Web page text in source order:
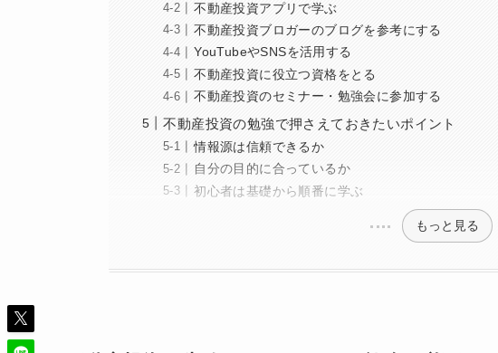
不動産投資アプリで学ぶ
不動産投資ブロガーのブログを参考にする
YouTubeやSNSを活用する
不動産投資に役立つ資格をとる
不動産投資のセミナー・勉強会に参加する
不動産投資の勉強で押さえておきたいポイント
情報源は信頼できるか
自分の目的に合っているか
初心者は基礎から順番に学ぶ
もっと見る